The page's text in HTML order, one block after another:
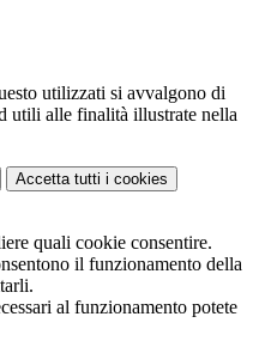
utilizzati si avvalgono di
utili alle finalità illustrate nella
Accetta tutti i cookies
quali cookie consentire.
il funzionamento della
al funzionamento potete